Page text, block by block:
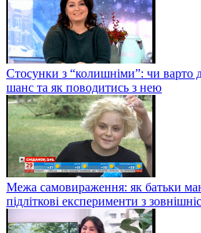
Стосунки з “колишніми”: чи варто
шанс та як поводитись з нею
Межа самовираження: як батьки
підліткові експерименти з